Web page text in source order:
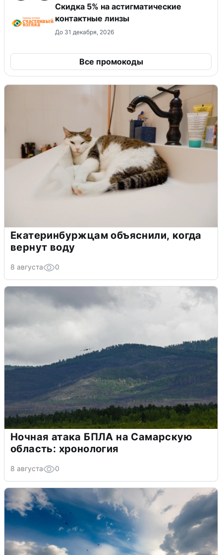
Скидка 5% на астигматические
контактные линзы
До 31 декабря, 2026
Все промокоды
Екатеринбуржцам объяснили, когда
вернут воду
8 августа 0
Ночная атака БПЛА на Самарскую
область: хронология
8 августа 0